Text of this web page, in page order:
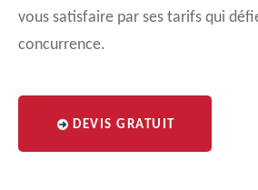
vous satisfaire par ses tarifs qui
concurrence.
DEVIS GRATUIT